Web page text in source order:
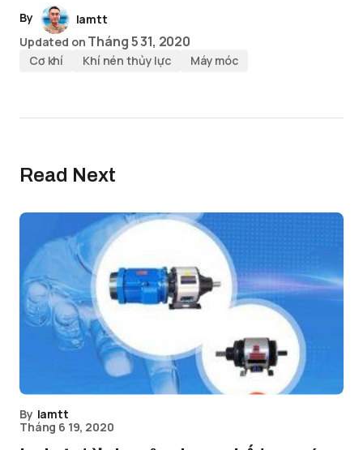
By
lamtt
Updated on Tháng 5 31, 2020
Cơ khí Khí nén thủy lực Máy móc
Read Next
By lamtt
Tháng 6 19, 2020